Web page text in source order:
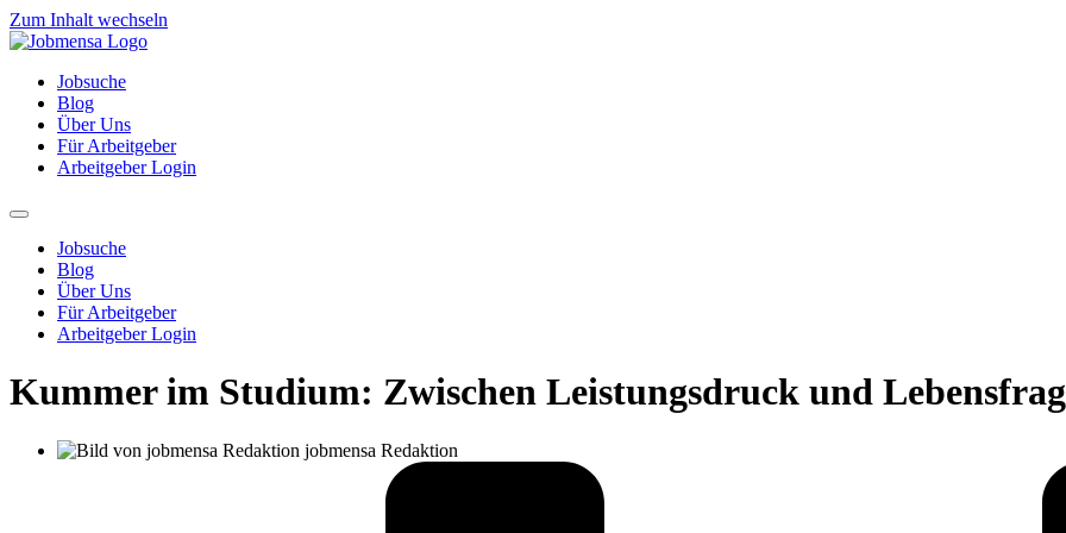
Zum Inhalt wechseln
Jobsuche
Blog
Über Uns
Für Arbeitgeber
Arbeitgeber Login
Jobsuche
Blog
Über Uns
Für Arbeitgeber
Arbeitgeber Login
Kummer im Studium: Zwischen Leistungsdruck und
jobmensa Redaktion